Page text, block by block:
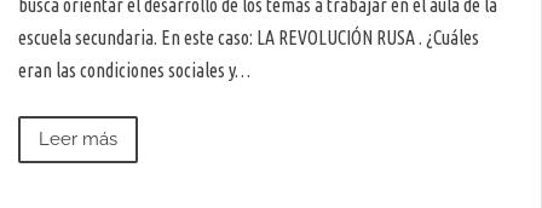
busca orientar el desarrollo de los temas a trabajar en el aula de la
escuela secundaria. En este caso: LA REVOLUCIÓN RUSA . ¿Cuáles
eran las condiciones sociales y…
Leer más